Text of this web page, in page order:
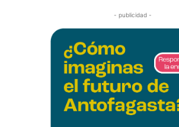
- publicidad -